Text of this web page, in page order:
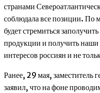
странами
соблюдала все позиции. По
будет стремиться
продукции и получить наши
интересов россиян и не
Ранее, 29 мая,
заявил, что на фоне